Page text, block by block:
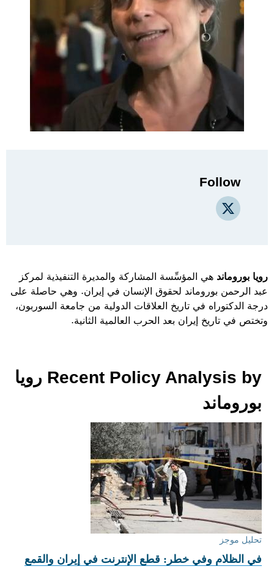
رويا بوروماند هي المؤسِّسة المشاركة والمديرة التنفيذية لمركز
عبد الرحمن بوروماند لحقوق الإنسان في إيران. وهي حاصلة على
درجة الدكتوراه في تاريخ العلاقات الدولية من جامعة السوربون،
وتختص في تاريخ إيران بعد الحرب العالمية الثانية.
Follow
Recent Policy Analysis by رويا
بوروماند
تحليل موجز
في الظلام وفي خطر: قطع الإنترنت في إيران والقمع